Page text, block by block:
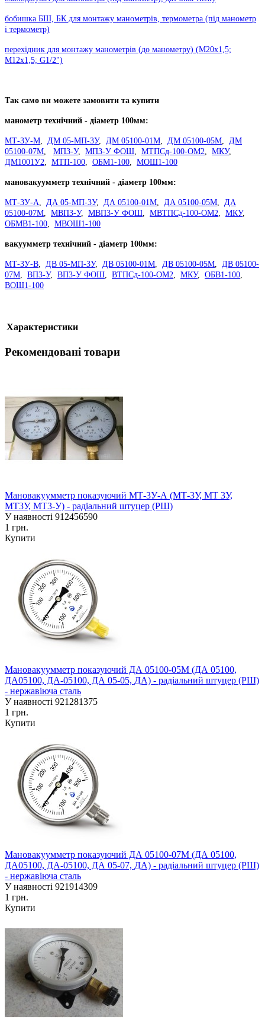
бобишка БШ, БК для монтажу манометрів, термометра (під манометр
і термометр)
перехідник для монтажу манометрів (до манометру) (М20х1,5;
М12х1,5; G1/2")
Так само ви можете замовити та купити
манометр технічний - діаметр 100мм:
МТ-3У-М ДМ 05-МП-3У, ДМ 05100-01М ДМ 05100-05М
ДМ
05100-07М
МП3-У, МП3-У ФОШ МТПСд-100-ОМ2 МКУ,
ДМ1001У2
МТП-100 ОБМ1-100 МОШ1-100
мановакуумметр технічний - діаметр 100мм:
МТ-3У-А ДА 05-МП-3У, ДА 05100-01М ДА 05100-05М
ДА
05100-07М
МВП3-У, МВП3-У ФОШ МВТПСд-100-ОМ2 МКУ,
ОБМВ1-100
МВОШ1-100
вакуумметр технічний - діаметр 100мм:
МТ-3У-В ДВ 05-МП-3У, ДВ 05100-01М ДВ 05100-05М
ДВ 05100-
07М
ВП3-У, ВП3-У ФОШ ВТПСд-100-ОМ2 МКУ, ОБВ1-100
ВОШ1-100
Характеристики
Рекомендовані товари
Мановакуумметр показуючий МТ-3У-А (МТ-3У, МТ 3У,
МТ3У, МТ3-У) - радіальний штуцер (РШ)
У наявності 912456590
1 грн.
Купити
Мановакуумметр показуючий ДА 05100-05М (ДА 05100,
ДА05100, ДА-05100, ДА 05-05, ДА) - радіальний штуцер (РШ)
- нержавіюча сталь
У наявності 921281375
1 грн.
Купити
Мановакуумметр показуючий ДА 05100-07М (ДА 05100,
ДА05100, ДА-05100, ДА 05-07, ДА) - радіальний штуцер (РШ)
- нержавіюча сталь
У наявності 921914309
1 грн.
Купити